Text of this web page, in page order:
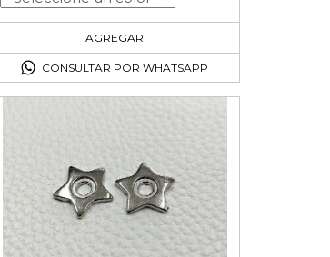
AGREGAR
50en el carrito
CONSULTAR POR WHATSAPP